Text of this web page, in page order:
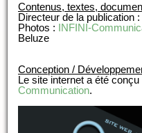
Contenus, textes,
Directeur de la publication
Photos : INFINI-
Beluze
Conception /
Le site internet a été
Communication.